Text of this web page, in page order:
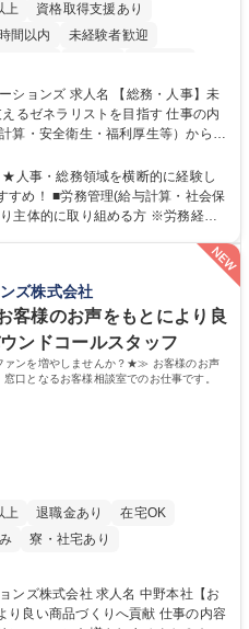
上
資格取得支援あり
間以内
未経験者歓迎
支給 土日祝休み 寮・社宅あり
総務・人事】未
ネラリストを目指す 仕事の内
算・安全衛生・福利厚生等）からお
育業務へ守備範囲を広げ、組織運
、給与
安全衛生、健康経営推進等をお任せ
ど、幅広く経験を積んでいただき
えるため、ご経験が浅くても安心！
です。 募集職種 【総
織運営を支えるゼネラリストを目
人事・総務領域を横断的に経験し
計算・社会保
主体的に取り組める方 ※労務経験
可】■人事、労務、採用、教育業務
険手続き・勤怠管理など）の経験
ズ株式会社
客様のお声をもとにより良
ンドコールスタッフ
ンを増やしませんか？★≫ お客様のお声
口となるお客様相談室でのお仕事です。
上 退職金あり
在宅OK
寮・社宅あり
人名 中野本社【お
商品づくりへ貢献 仕事の内容